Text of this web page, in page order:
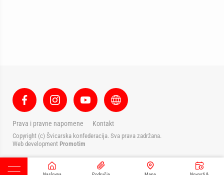
Prava i pravne napomene Kontakt
Copyright (c) Švicarska konfederacija. Sva prava zadržana.
Web development Promotim